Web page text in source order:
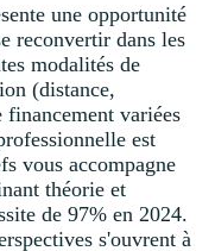
une opportunité
reconvertir dans les
modalités de
(distance,
variées
est
vous accompagne
théorie et
de 97% en 2024.
s'ouvrent à